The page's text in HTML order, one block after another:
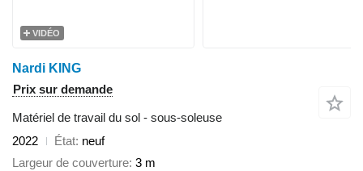
VIDÉO
Nardi KING
Prix sur demande
Matériel de travail du sol - sous-soleuse
2022
État neuf
Largeur de couverture 3 m